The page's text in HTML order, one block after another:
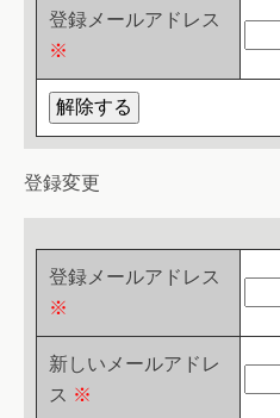
登録メールアドレス
※
登録変更
登録メールアドレス
※
新しいメールアドレ
ス ※